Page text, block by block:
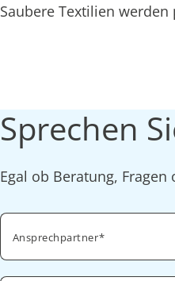
Saubere Textilien
Sprechen
Egal ob Beratung,
Ansprechpartner